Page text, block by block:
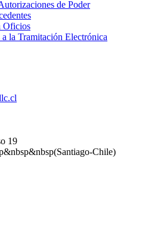
de Poder
Oficios
la Tramitación Electrónica
19
Chile)